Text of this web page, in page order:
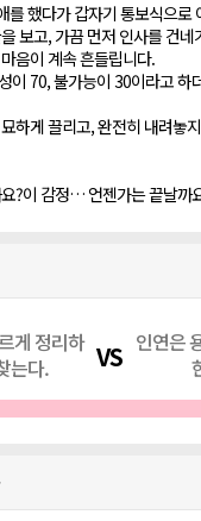
를 했다가 갑자기 통보식으로
보고, 가끔 먼저 인사를 건
음이 계속 흔들립니다.
이 70, 불가능이 30이라고 하
하게 끌리고, 완전히 내려놓
?이 감정… 언젠가는 끝날까
게 정리하
는다.
인연은